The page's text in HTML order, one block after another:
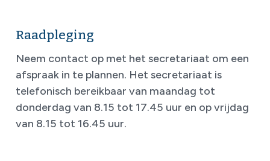
Raadpleging
Neem contact op met het secretariaat om een
afspraak in te plannen. Het secretariaat is
telefonisch bereikbaar van maandag tot
donderdag van 8.15 tot 17.45 uur en op vrijdag
van 8.15 tot 16.45 uur.